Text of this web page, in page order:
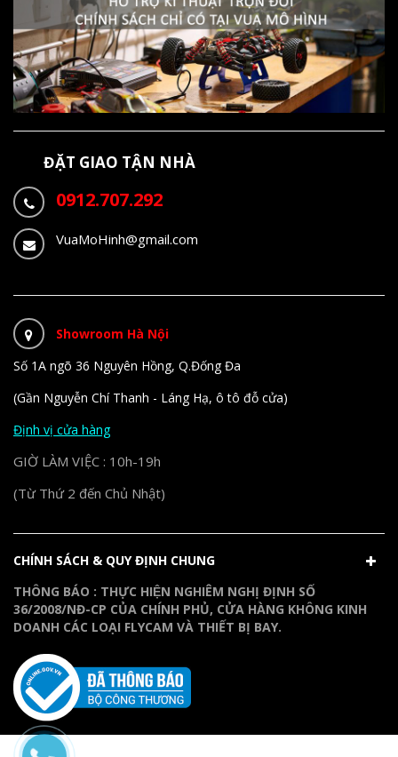
ĐẶT GIAO TẬN NHÀ
0912.707.292
VuaMoHinh@gmail.com
Showroom Hà Nội
Số 1A ngõ 36 Nguyên Hồng, Q.Đống Đa
(Gần Nguyễn Chí Thanh - Láng Hạ, ô tô đỗ cửa)
Định vị cửa hàng
GIỜ LÀM VIỆC : 10h-19h
(Từ Thứ 2 đến Chủ Nhật)
CHÍNH SÁCH & QUY ĐỊNH CHUNG
THÔNG BÁO : THỰC HIỆN NGHIÊM NGHỊ ĐỊNH SỐ
36/2008/NĐ-CP CỦA CHÍNH PHỦ, CỬA HÀNG KHÔNG KINH
DOANH CÁC LOẠI FLYCAM VÀ THIẾT BỊ BAY.